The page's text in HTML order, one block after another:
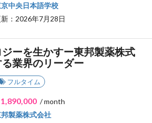
中央日本語学校
：2026年7月28日
ーを生かすー東邦製薬株式
業界のリーダー
フルタイム
/ month
製薬株式会社